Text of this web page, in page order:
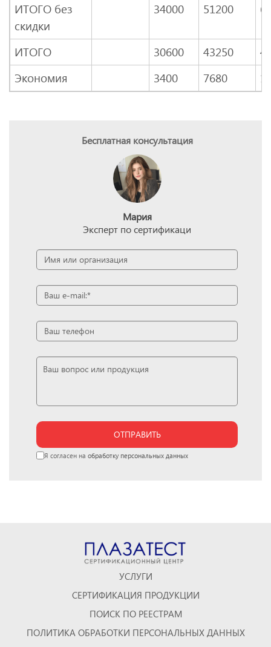
ИТОГО без
скидки
34000 51200
ИТОГО 30600 43250
Экономия
3400 7680
Бесплатная консультация
Мария
Эксперт по сертификаци
ОТПРАВИТЬ
Я согласен на обработку персональных данных
УСЛУГИ
СЕРТИФИКАЦИЯ ПРОДУКЦИИ
ПОИСК ПО РЕЕСТРАМ
ПОЛИТИКА ОБРАБОТКИ ПЕРСОНАЛЬНЫХ ДАННЫХ